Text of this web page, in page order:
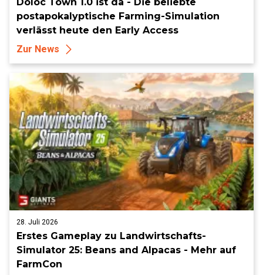
postapokalyptische Farming-Simulation
verlässt heute den Early Access
Zur News
28. Juli 2026
Erstes Gameplay zu Landwirtschafts-
Simulator 25: Beans and Alpacas - Mehr auf
FarmCon